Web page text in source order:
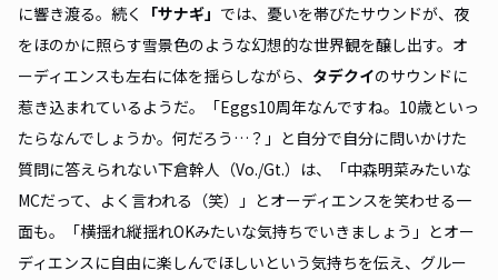
に響き渡る。続く
「サナギ」 では、憂いを帯びたサウンドが、夜
をほのかに照らす雪景色のような幻想的な世界観を醸し出す。オ
ーディエンスも左右に体を揺らしながら、 タデクイのサウンドに
惹き込まれているようだ。「Eggs10周年なんですね。10歳といっ
たらなんでしょうか。何だろう…？」と自分で自分に問いかけた
質問に答えられない下倉幹人（Vo./Gt.）は、「中森明菜みたいな
MCだって、よく言われる（笑）」とオーディエンスを笑わせる一
面も。「横揺れ縦揺れOKみたいな気持ちでいきましょう」とオー
ディエンスに自由に楽しんでほしいという気持ちを伝え、グルー